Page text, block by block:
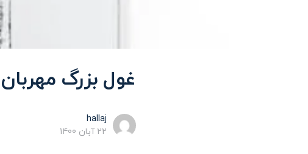
غول بزرگ مهربان
hallaj
22 آبان 1400